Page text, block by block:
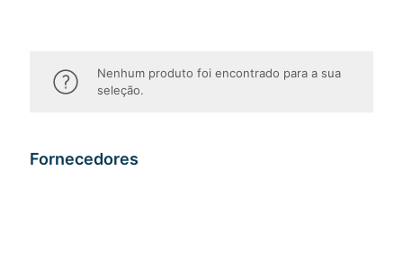
Nenhum produto foi encontrado para a sua
seleção.
Fornecedores